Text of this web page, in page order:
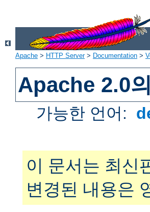
Apache > HTTP Server> Documentation >
Apache 2.0
가능한 언어:
이 문서는 최신
변경된 내용은